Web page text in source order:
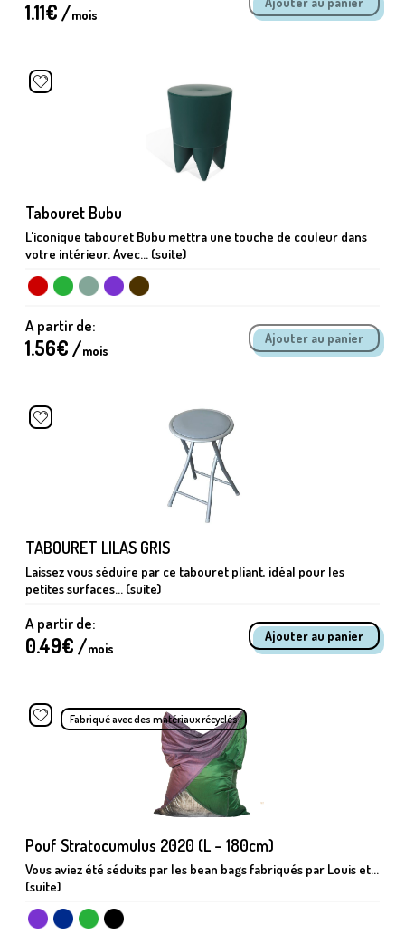
1.11€ /mois
Tabouret Bubu
L'iconique tabouret Bubu mettra une touche de couleur dans
votre intérieur. Avec... (suite)
A partir de:
1.56€ /mois
TABOURET LILAS GRIS
Laissez vous séduire par ce tabouret pliant, idéal pour les
petites surfaces... (suite)
A partir de:
0.49€ /mois
Fabriqué avec des matériaux récyclés
Pouf Stratocumulus 2020 (L – 180cm)
Vous aviez été séduits par les bean bags fabriqués par Louis et...
(suite)